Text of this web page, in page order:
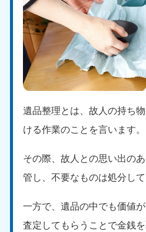
遺品整理とは、故人の持ち
ける作業のことを言います。
その際、故人との思い出の
管し、不要なものは処分して
一方で、遺品の中でも価値
査定してもらうことで金銭